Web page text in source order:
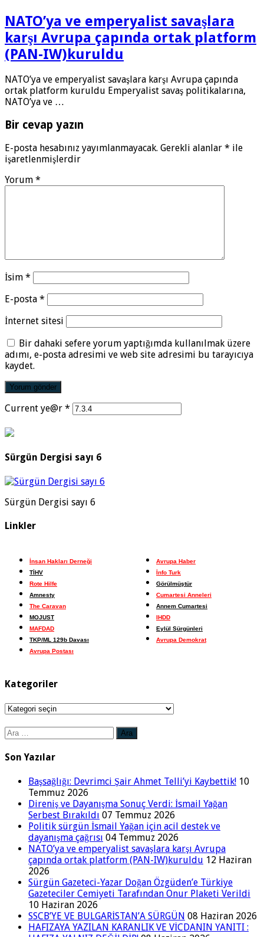
NATO’ya ve emperyalist savaşlara
karşı Avrupa çapında ortak platform
(PAN-IW)kuruldu
NATO’ya ve emperyalist savaşlara karşı Avrupa çapında
ortak platform kuruldu Emperyalist savaş politikalarına,
NATO’ya ve …
Bir cevap yazın
E-posta hesabınız yayımlanmayacak. Gerekli alanlar * ile
işaretlenmişlerdir
Yorum *
İsim *
E-posta *
İnternet sitesi
Bir dahaki sefere yorum yaptığımda kullanılmak üzere
adımı, e-posta adresimi ve web site adresimi bu tarayıcıya
kaydet.
Current ye@r *
Sürgün Dergisi sayı 6
Sürgün Dergisi sayı 6
Linkler
İnsan Hakları Derneği
TİHV
Rote Hilfe
Amnesty
The Caravan
MOJUST
MAFDAD
TKP/ML 129b Davası
Avrupa Postası
Avrupa Haber
İnfo Turk
Görülmüştür
Cumartesi Anneleri
Annem Cumartesi
IHDD
Eylül Sürgünleri
Avrupa Demokrat
Kategoriler
Kategoriler
Arama:
Son Yazılar
Başsağlığı: Devrimci Şair Ahmet Telli’yi Kaybettik! 10
Temmuz 2026
Direniş ve Dayanışma Sonuç Verdi: İsmail Yağan
Serbest Bırakıldı 07 Temmuz 2026
Politik sürgün İsmail Yağan için acil destek ve
dayanışma çağrısı 04 Temmuz 2026
NATO’ya ve emperyalist savaşlara karşı Avrupa
çapında ortak platform (PAN-IW)kuruldu 12 Haziran
2026
Sürgün Gazeteci-Yazar Doğan Özgüden’e Türkiye
Gazeteciler Cemiyeti Tarafından Onur Plaketi Verildi
10 Haziran 2026
SSCB’YE VE BULGARİSTAN’A SÜRGÜN 08 Haziran 2026
HAFIZAYA YAZILAN KARANLIK VE VİCDANIN YANITI :